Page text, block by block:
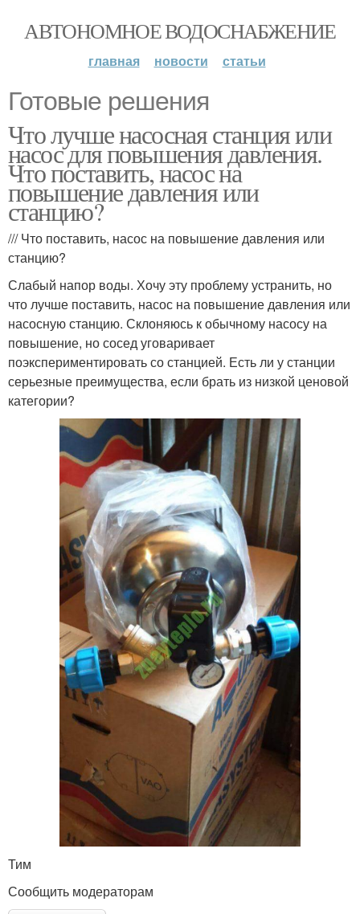
АВТОНОМНОЕ ВОДОСНАБЖЕНИЕ
главная новости статьи
Готовые решения
Что лучше насосная станция или
насос для повышения давления.
Что поставить, насос на
повышение давления или
станцию?
/// Что поставить, насос на повышение давления или
станцию?
Слабый напор воды. Хочу эту проблему устранить, но
что лучше поставить, насос на повышение давления или
насосную станцию. Склоняюсь к обычному насосу на
повышение, но сосед уговаривает
поэкспериментировать со станцией. Есть ли у станции
серьезные преимущества, если брать из низкой ценовой
категории?
Тим
Сообщить модераторам